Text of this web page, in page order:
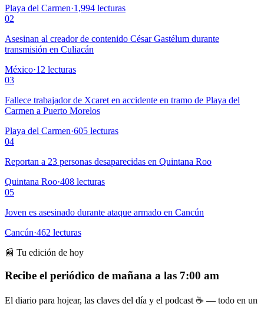
Playa del Carmen·1,994 lecturas
02
Asesinan al creador de contenido César Gastélum durante
transmisión en Culiacán
México·12 lecturas
03
Fallece trabajador de Xcaret en accidente en tramo de Playa del
Carmen a Puerto Morelos
Playa del Carmen·605 lecturas
04
Reportan a 23 personas desaparecidas en Quintana Roo
Quintana Roo·408 lecturas
05
Joven es asesinado durante ataque armado en Cancún
Cancún·462 lecturas
📰 Tu edición de hoy
Recibe el periódico de mañana a las 7:00 am
El diario para hojear, las claves del día y el podcast ☕ — todo en un